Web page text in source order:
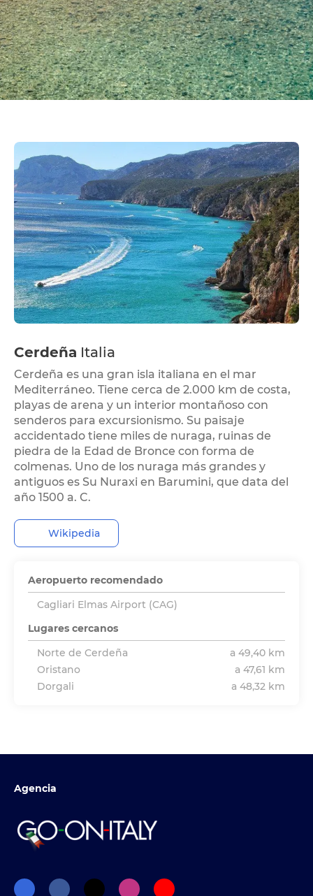
Cerdeña Italia
Cerdeña es una gran isla italiana en el mar
Mediterráneo. Tiene cerca de 2.000 km de costa,
playas de arena y un interior montañoso con
senderos para excursionismo. Su paisaje
accidentado tiene miles de nuraga, ruinas de
piedra de la Edad de Bronce con forma de
colmenas. Uno de los nuraga más grandes y
antiguos es Su Nuraxi en Barumini, que data del
año 1500 a. C.
Wikipedia
Aeropuerto recomendado
Cagliari Elmas Airport (CAG)
Lugares cercanos
Norte de Cerdeña
a 49,40 km
Oristano
a 47,61 km
Dorgali
a 48,32 km
Agencia